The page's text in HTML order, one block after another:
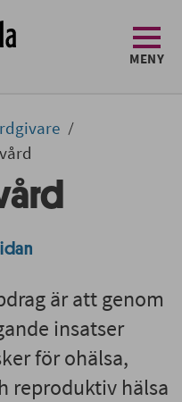
MENY
är att genom
insatser
för ohälsa,
reproduktiv hälsa